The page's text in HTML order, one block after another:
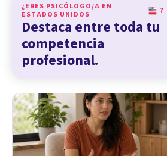
¿ERES PSICÓLOGO/A EN
ESTADOS UNIDOS
?
Destaca entre toda tu
competencia
profesional.